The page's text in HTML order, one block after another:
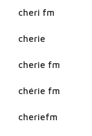
cheri fm
cherie
cherie fm
chérie fm
cheriefm